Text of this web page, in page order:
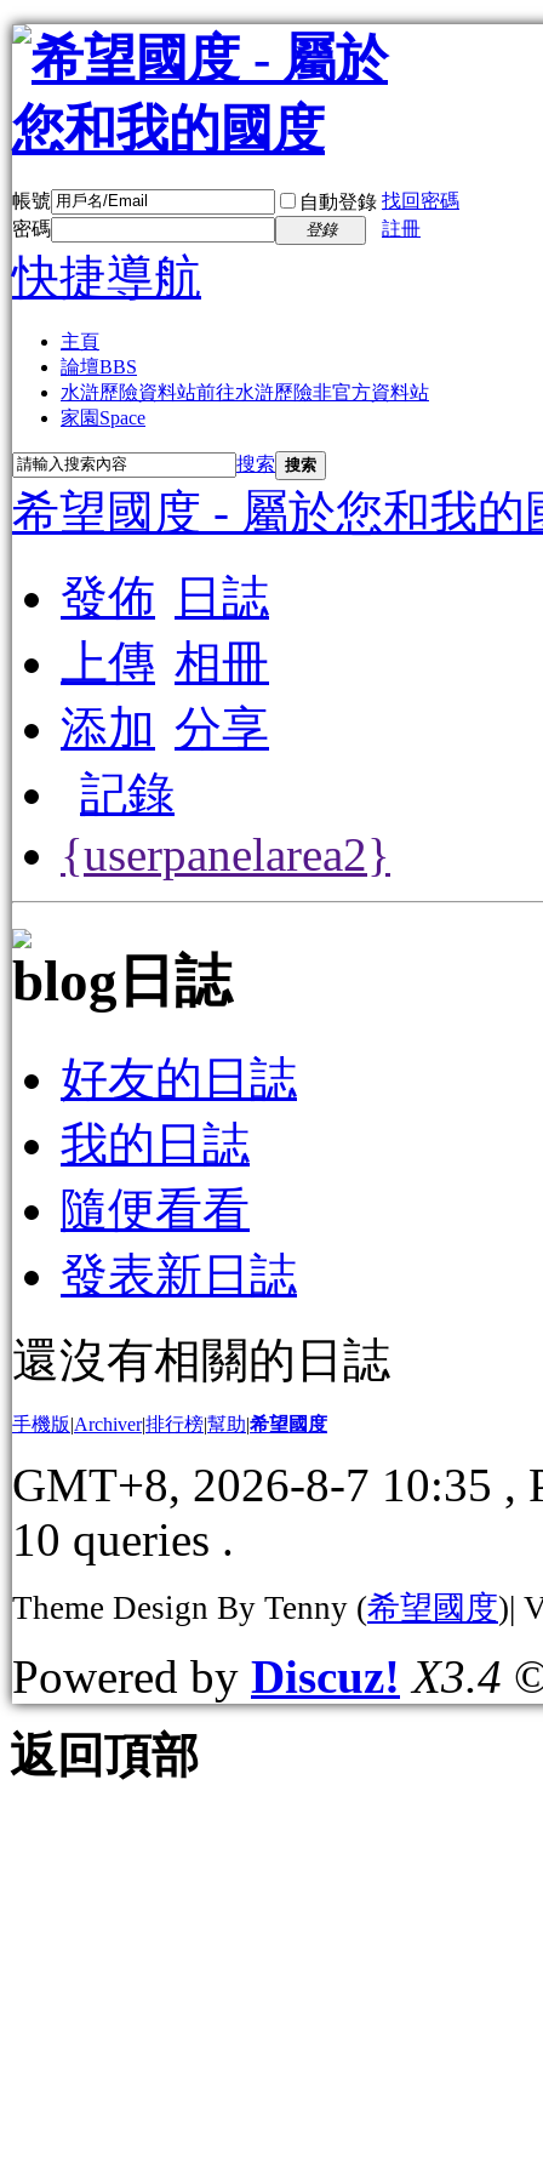
帳號 自動登錄 找回密碼
密碼
登錄 註冊
快捷導航
主頁
論壇BBS
水滸歷險資料站前往水滸歷險非官方資料站
家園 Space
搜索 搜索
希望國度 - 屬於您和我的
發佈
日誌
上傳 相冊
添加 分享
記錄
{userpanelarea2}
日誌
好友的日誌
我的日誌
隨便看看
發表新日誌
還沒有相關的日誌
手機版|Archiver|排行榜|幫助|希望國度
GMT+8, 2026-8-7 10:35 ,
10 queries .
Theme Design By Tenny (希望國度)|
Powered by Discuz! X3.4
返回頂部